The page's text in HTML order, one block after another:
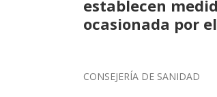
establecen
ocasionada por
CONSEJERÍA DE SANIDAD